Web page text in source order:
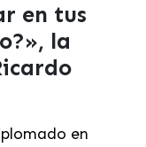
en tus
la
en